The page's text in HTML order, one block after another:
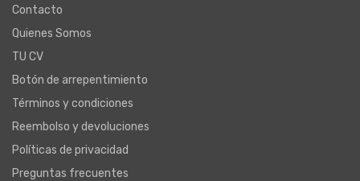
Contacto
Quienes Somos
TU CV
Botón de arrepentimiento
Términos y condiciones
Reembolso y devoluciones
Políticas de privacidad
Preguntas frecuentes